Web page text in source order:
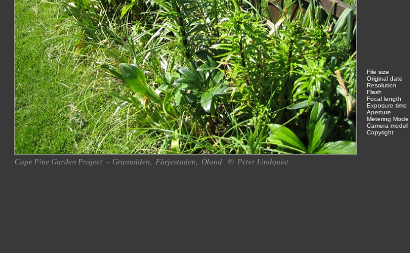
File size
Original date
Resolution
Flash
Focal length
Exposure time
Aperture
Metering Mode
Camera model
Copyright
Cape Pine Garden Project - Granudden, Färjestaden, Öland © Peter Lindquist